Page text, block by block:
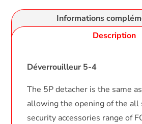
Description
Informations
Déverrouilleur 5-4
The 5P detacher is the same
allowing the opening of the all
security accessories range of